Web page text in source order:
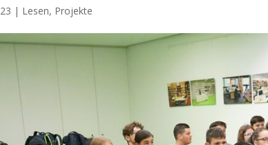
| Lesen, Projekte